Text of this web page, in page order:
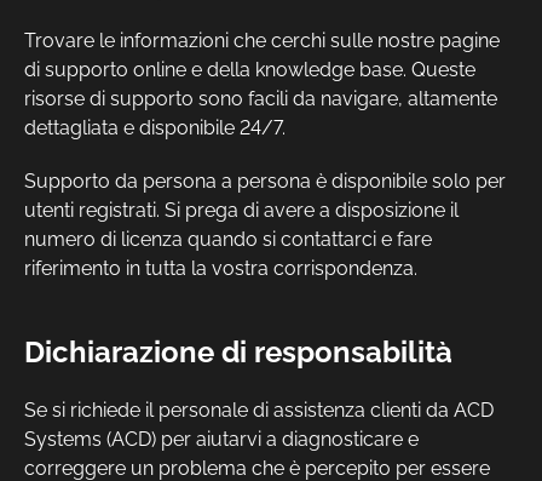
Trovare le informazioni che cerchi sulle nostre pagine
di supporto online e della knowledge base. Queste
risorse di supporto sono facili da navigare, altamente
dettagliata e disponibile 24/7.
Supporto da persona a persona è disponibile solo per
utenti registrati. Si prega di avere a disposizione il
numero di licenza quando si contattarci e fare
riferimento in tutta la vostra corrispondenza.
Dichiarazione di responsabilità
Se si richiede il personale di assistenza clienti da ACD
Systems (ACD) per aiutarvi a diagnosticare e
correggere un problema che è percepito per essere